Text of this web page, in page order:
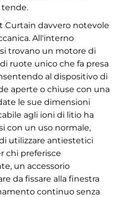
tende.
Curtain davvero notevole
All'interno
trovano un motore di
ruote unico che fa presa
al dispositivo di
aperte o chiuse con una
le sue dimensioni
agli ioni di litio ha
con un uso normale,
utilizzare antiestetici
chi preferisce
un accessorio
da fissare alla finestra
continuo senza